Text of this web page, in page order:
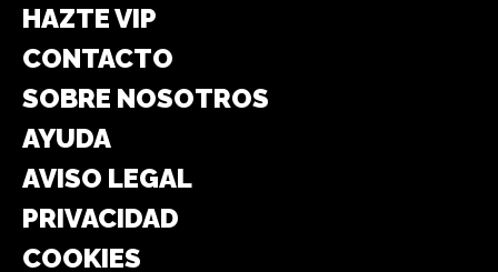
HAZTE VIP
CONTACTO
SOBRE NOSOTROS
AYUDA
AVISO LEGAL
PRIVACIDAD
COOKIES